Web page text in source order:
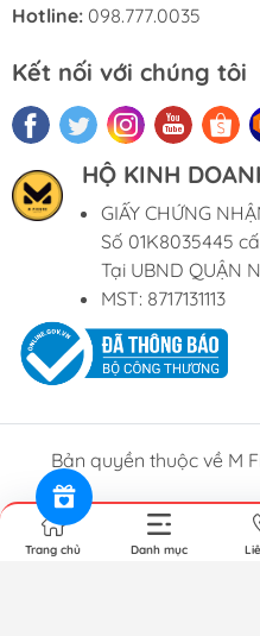
Hotline: 098.777.0035
Kết nối với chúng tôi
HỘ KINH
GIẤY CHỨNG
Số 01K8035445
Tại UBND QUẬN
MST: 8717131113
Bản quyền thuộc về M
Trang chủ Danh mục